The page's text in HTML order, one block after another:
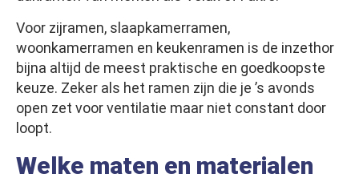
Voor zijramen, slaapkamerramen,
woonkamerramen en keukenramen is de inzethor
bijna altijd de meest praktische en goedkoopste
keuze. Zeker als het ramen zijn die je ’s avonds
open zet voor ventilatie maar niet constant door
loopt.
Welke maten en materialen